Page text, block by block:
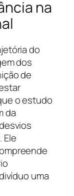
na
do
dos
de
o estudo
da
Ele
uma